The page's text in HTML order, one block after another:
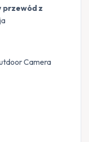
przewód z
Camera